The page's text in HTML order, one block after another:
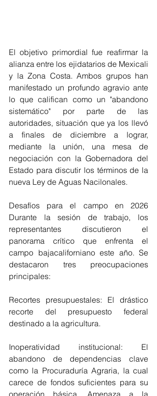
El objetivo primordial fue reafirmar la
alianza entre los ejidatarios de Mexicali
y la Zona Costa. Ambos grupos han
manifestado un profundo agravio ante
lo que califican como un "abandono
sistemático" por parte de las
autoridades, situación que ya los llevó
a finales de diciembre a lograr,
mediante la unión, una mesa de
negociación con la Gobernadora del
Estado para discutir los términos de la
nueva Ley de Aguas Nacilonales.
Desafíos para el campo en 2026
Durante la sesión de trabajo, los
representantes discutieron el
panorama crítico que enfrenta el
campo bajacaliforniano este año. Se
destacaron tres preocupaciones
principales:
Recortes presupuestales: El drástico
recorte del presupuesto federal
destinado a la agricultura.
Inoperatividad institucional: El
abandono de dependencias clave
como la Procuraduría Agraria, la cual
carece de fondos suficientes para su
operación básica. Amenaza a la